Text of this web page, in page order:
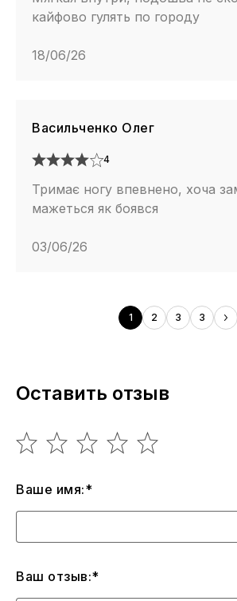
кайфово гулять по городу
18/06/26
Васильченко Олег
4
Тримає ногу впевнено, хоча
мажеться як боявся
03/06/26
1 2 3 3
Оставить отзыв
Ваше имя:*
Ваш отзыв:*